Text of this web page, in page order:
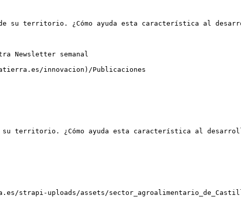
su territorio. ¿Cómo ayuda esta característica al
Newsletter semanal
innovacion)/Publicaciones
territorio. ¿Cómo ayuda esta característica al
uploads/assets/